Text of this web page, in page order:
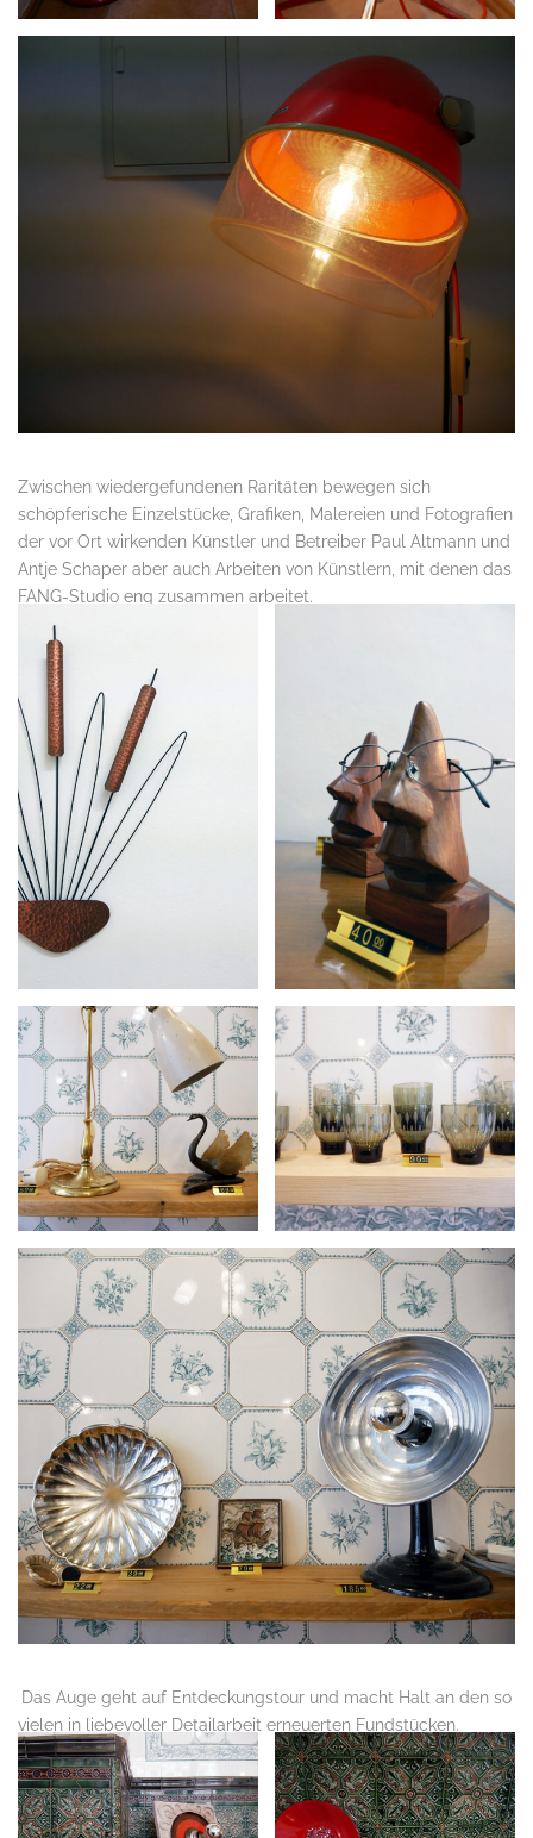
Zwischen wiedergefundenen Raritäten bewegen sich
schöpferische Einzelstücke, Grafiken, Malereien und Fotografien
der vor Ort wirkenden Künstler und Betreiber Paul Altmann und
Antje Schaper aber auch Arbeiten von Künstlern, mit denen das
FANG-Studio eng zusammen arbeitet.
Das Auge geht auf Entdeckungstour und macht Halt an den so
vielen in liebevoller Detailarbeit erneuerten Fundstücken.